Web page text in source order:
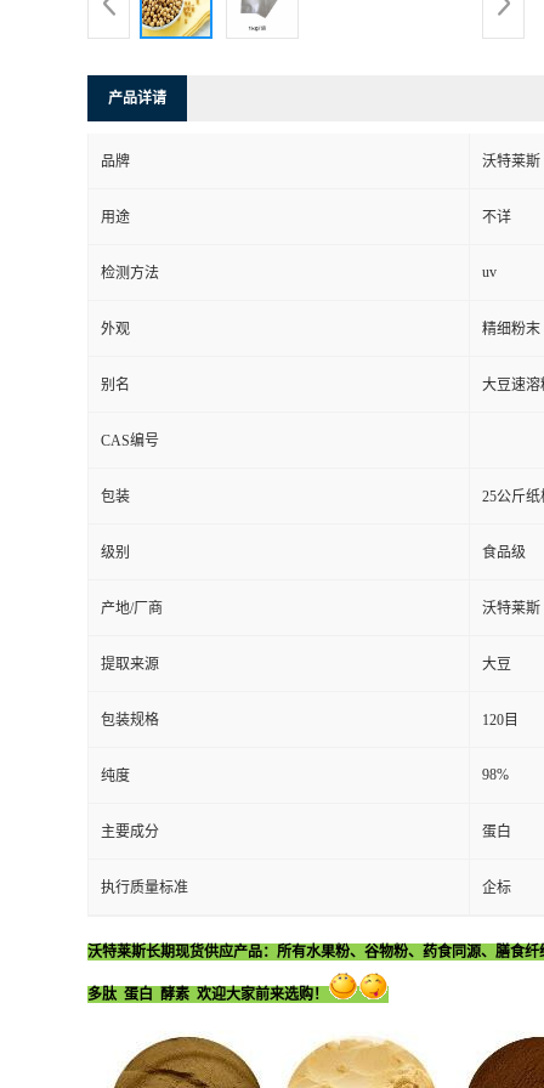
产品详请
品牌 沃特莱斯
用途 不详
检测方法 uv
外观 精细粉末
别名 大豆速溶
CAS编号
包装 25公斤
级别 食品级
产地/厂商 沃特莱斯
提取来源 大豆
包装规格 120目
纯度 98%
主要成分 蛋白
执行质量标准 企标
沃特莱斯长期现货供应产品：所有水果粉、谷物粉、药食同源、膳食纤
多肽 蛋白 酵素 欢迎大家前来选购！